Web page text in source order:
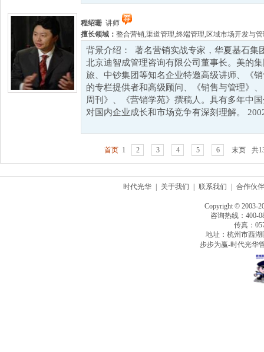
程绍珊 讲师
擅长领域： 整合营销,渠道管理,终端管理, 区域市场开发与
背景介绍： 著名营销实战专家，华夏基石集
北京迪智成管理咨询有限公司董事长。美的
旅、中钞集团等知名企业特邀高级讲师、《
的专栏提供者和高级顾问、《销售与管理》
周刊》、《营销学苑》撰稿人。具有多年中
对国内企业成长和市场竞争有深刻理解。
首页 1 2 3 4 5 6 末页 共
时代光华 关于我们 联系我们 合作伙伴
Copyright © 2003-
咨询热线：400-
传真：
地址：杭州市西
步步为赢-时代光华